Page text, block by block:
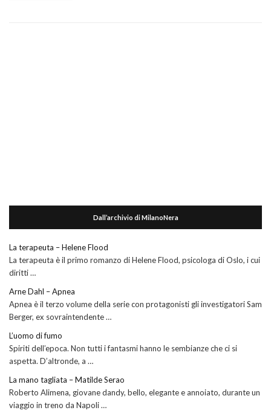
Dall’archivio di MilanoNera
La terapeuta – Helene Flood
La terapeuta è il primo romanzo di Helene Flood, psicologa di Oslo, i cui
diritti …
Arne Dahl – Apnea
Apnea è il terzo volume della serie con protagonisti gli investigatori Sam
Berger, ex sovraintendente …
L’uomo di fumo
Spiriti dell’epoca. Non tutti i fantasmi hanno le sembianze che ci si
aspetta. D’altronde, a …
La mano tagliata – Matilde Serao
Roberto Alimena, giovane dandy, bello, elegante e annoiato, durante un
viaggio in treno da Napoli …